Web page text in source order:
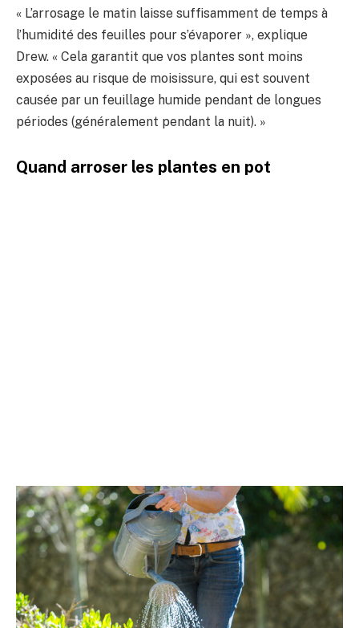
« L’arrosage le matin laisse suffisamment de temps à
l’humidité des feuilles pour s’évaporer », explique
Drew. « Cela garantit que vos plantes sont moins
exposées au risque de moisissure, qui est souvent
causée par un feuillage humide pendant de longues
périodes (généralement pendant la nuit). »
Quand arroser les plantes en pot